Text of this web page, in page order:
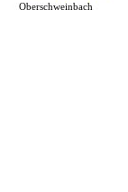
Oberschweinbach